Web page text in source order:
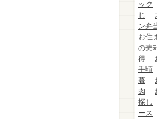
ック
じ
ン弁
お住
の売
得
手頃
暮
肉
探し
ース